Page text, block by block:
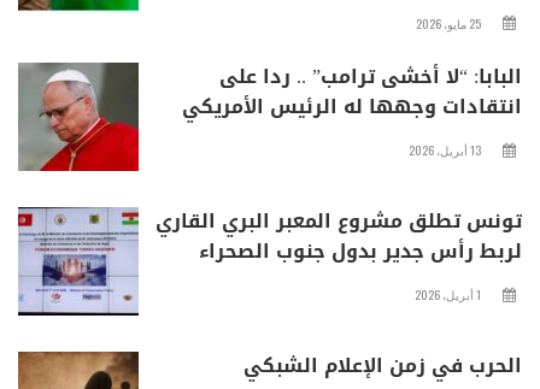
25 مايو، 2026
البابا: “لا أخشى ترامب” .. ردا على
انتقادات وجهها له الرئيس الأمريكي
13 أبريل، 2026
تونس تطلق مشروع المعبر البري القاري
لربط رأس جدير بدول جنوب الصحراء
1 أبريل، 2026
الحرب في زمن الإعلام الشبكي